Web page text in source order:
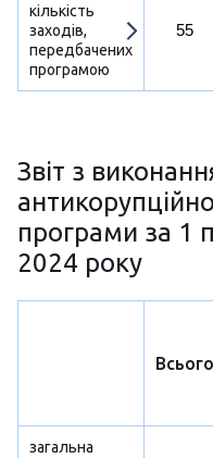
кількість
заходів,
передбачених
програмою
55
Звіт з
програми за 1
2024 року
Всього
загальна